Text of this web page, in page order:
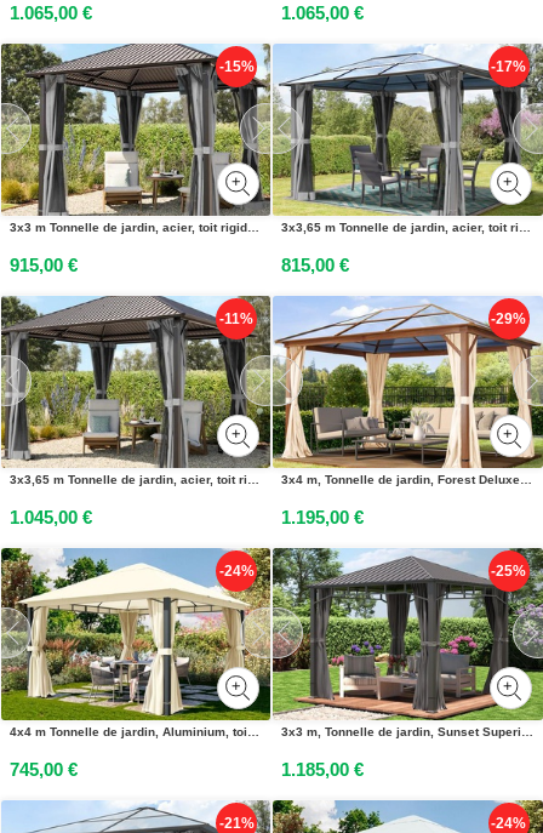
1.065,00 € 1.065,00 €
-15%
3x3 m Tonnelle de jardin, acier, toit rigide, gris - (300219)
915,00 €
-17%
3x3,65 m Tonnelle de jardin, acier, toit rigide, gris - (300198)
815,00 €
-11%
3x3,65 m Tonnelle de jardin, acier, toit rigide, gris - (300221)
1.045,00 €
-29%
3x4 m, Tonnelle de jardin, Forest Deluxe, champagne, imitation chêne - (301346)
1.195,00 €
-24%
4x4 m Tonnelle de jardin, Aluminium, toit souple, champagne - (300686)
745,00 €
-25%
3x3 m, Tonnelle de jardin, Sunset Superior, gris - (300193)
1.185,00 €
-21% -24%